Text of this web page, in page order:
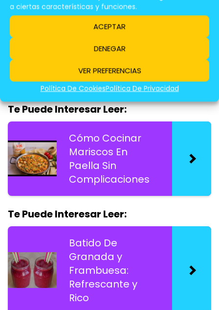
a ciertas características y funciones.
ACEPTAR
DENEGAR
VER PREFERENCIAS
Política De CookiesPolítica De Privacidad
Te Puede Interesar Leer:
Beneficios
Nutricionales Del
Para El Corazón
Te Puede Interesar Leer:
Cómo Cocinar
Mariscos En
Paella Sin
Complicaciones
Te Puede Interesar Leer:
Batido De
Granada y
Frambuesa:
Refrescante y
Rico